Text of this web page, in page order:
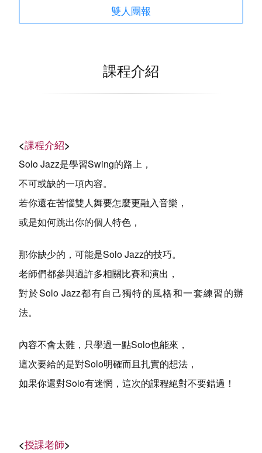
雙人團報
課程介紹
<課程介紹>
Solo Jazz是學習Swing的路上，
不可或缺的一項內容。
若你還在苦惱雙人舞要怎麼更融入音樂，
或是如何跳出你的個人特色，
那你缺少的，可能是Solo Jazz的技巧。
老師們都參與過許多相關比賽和演出，
對於Solo Jazz都有自己獨特的風格和一套練習的辦
法。
內容不會太難，只學過一點Solo也能來，
這次要給的是對Solo明確而且扎實的想法，
如果你還對Solo有迷惘，這次的課程絕對不要錯過！
<授課老師>